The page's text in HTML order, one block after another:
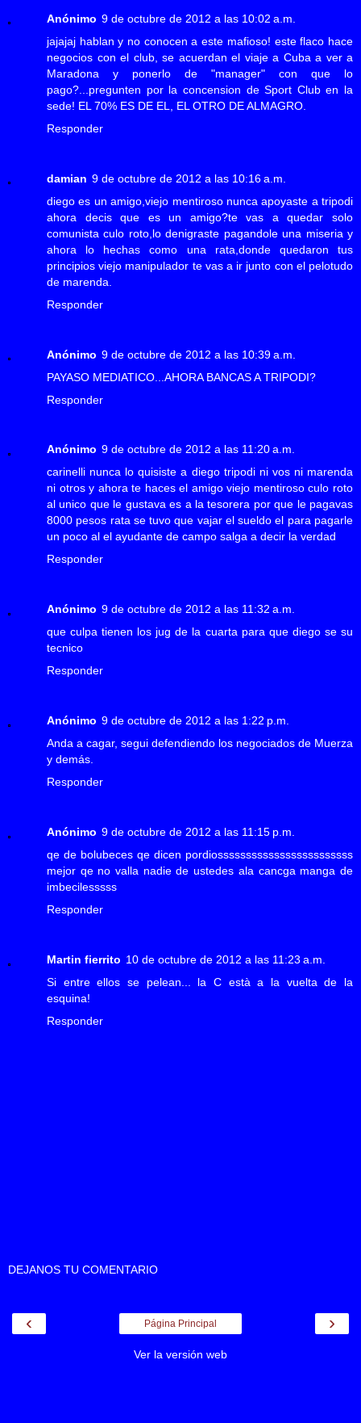
Anónimo 9 de octubre de 2012 a las 10:02 a.m.
jajajaj hablan y no conocen a este mafioso! este flaco hace
negocios con el club, se acuerdan el viaje a Cuba a ver a
Maradona y ponerlo de "manager" con que lo
pago?...pregunten por la concension de Sport Club en la
sede! EL 70% ES DE EL, EL OTRO DE ALMAGRO.
Responder
damian 9 de octubre de 2012 a las 10:16 a.m.
diego es un amigo,viejo mentiroso nunca apoyaste a tripodi
ahora decis que es un amigo?te vas a quedar solo
comunista culo roto,lo denigraste pagandole una miseria y
ahora lo hechas como una rata,donde quedaron tus
principios viejo manipulador te vas a ir junto con el pelotudo
de marenda.
Responder
Anónimo 9 de octubre de 2012 a las 10:39 a.m.
PAYASO MEDIATICO...AHORA BANCAS A TRIPODI?
Responder
Anónimo 9 de octubre de 2012 a las 11:20 a.m.
carinelli nunca lo quisiste a diego tripodi ni vos ni marenda
ni otros y ahora te haces el amigo viejo mentiroso culo roto
al unico que le gustava es a la tesorera por que le pagavas
8000 pesos rata se tuvo que vajar el sueldo el para pagarle
un poco al el ayudante de campo salga a decir la verdad
Responder
Anónimo 9 de octubre de 2012 a las 11:32 a.m.
que culpa tienen los jug de la cuarta para que diego se su
tecnico
Responder
Anónimo 9 de octubre de 2012 a las 1:22 p.m.
Anda a cagar, segui defendiendo los negociados de Muerza
y demás.
Responder
Anónimo 9 de octubre de 2012 a las 11:15 p.m.
qe de bolubeces qe dicen pordiossssssssssssssssssssssss
mejor qe no valla nadie de ustedes ala cancga manga de
imbecilesssss
Responder
Martin fierrito 10 de octubre de 2012 a las 11:23 a.m.
Si entre ellos se pelean... la C està a la vuelta de la
esquina!
Responder
DEJANOS TU COMENTARIO
‹ ›
Página Principal
Ver la versión web